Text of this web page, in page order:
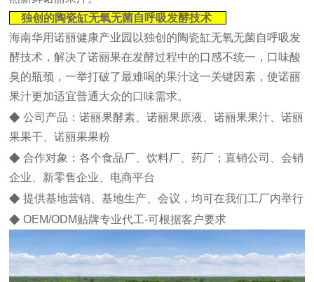
独创的陶瓷缸无氧无菌自呼吸发酵技术
海南华用诺丽健康产业园以独创的陶瓷缸无氧无菌自呼吸发
酵技术，解决了诺丽果在发酵过程中的口感不统一，口味酸
臭的瓶颈，一举打破了最难喝的果汁这一关键因素，使诺丽
果汁更加适宜普通大众的口味需求。
◆公司产品：诺丽果酵素、诺丽果原液、诺丽果果汁、诺丽
果果干、诺丽果果粉
◆合作对象：各个食品厂、饮料厂、药厂；直销公司、会销
企业、新零售企业、电商平台
◆提供基地营销、基地生产、会议，均可在我们工厂内举行
◆OEM/ODM贴牌专业代工-可根据客户要求